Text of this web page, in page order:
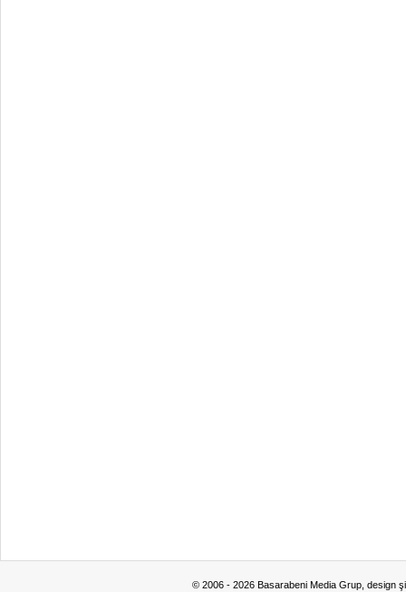
© 2006 - 2026 Basarabeni Media Grup, design